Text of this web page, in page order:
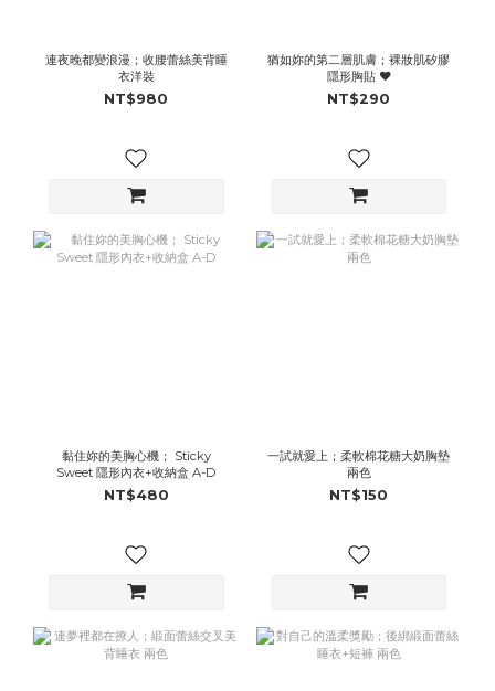
連夜晚都變浪漫；收腰蕾絲美背睡
衣洋裝
NT$980
猶如妳的第二層肌膚；裸妝肌矽膠
隱形胸貼 ♥
NT$290
黏住妳的美胸心機； Sticky
Sweet 隱形內衣+收納盒 A-D
NT$480
一試就愛上；柔軟棉花糖大奶胸墊
兩色
NT$150